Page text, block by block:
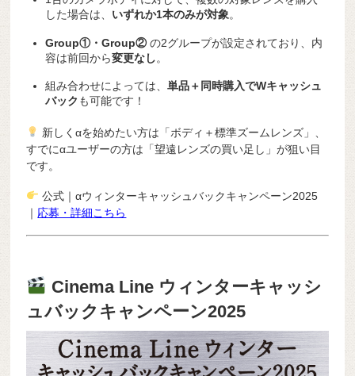
した場合は、 いずれか1本のみが対象。
Group①・Group②の2グループが設定されており、内
容は前回から変更なし。
組み合わせによっては、単品＋同時購入でWキャッシュ
バック も可能です！
新しくαを始めたい方は「ボディ＋標準ズームレンズ」、
すでにαユーザーの方は「望遠レンズの買い足し」が狙い目
です。
公式｜αウィンターキャッシュバックキャンペーン2025
｜ 応募・詳細こちら
Cinema Line ウィンターキャッシ
ュバックキャンペーン2025